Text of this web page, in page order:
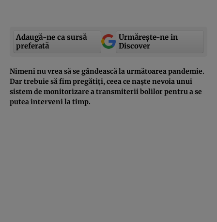
Adaugă-ne ca sursă
preferată
Urmărește-ne in
Discover
Nimeni nu vrea să se gândească la următoarea pandemie.
Dar trebuie să fim pregătiți, ceea ce naște nevoia unui
sistem de monitorizare a transmiterii bolilor pentru a se
putea interveni la timp.